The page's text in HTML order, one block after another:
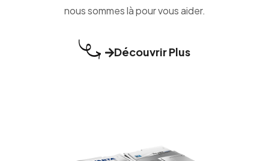
nous sommes là pour vous aider.
Découvrir Plus